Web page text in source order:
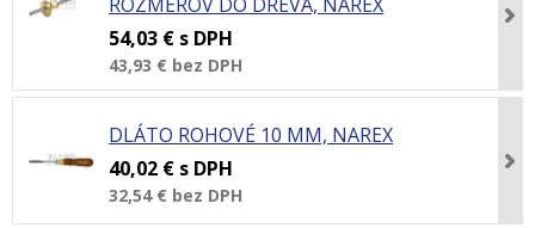
54,03 € s DPH
43,93 € bez DPH
DLÁTO ROHOVÉ 10 MM, NAREX
40,02 € s DPH
32,54 € bez DPH